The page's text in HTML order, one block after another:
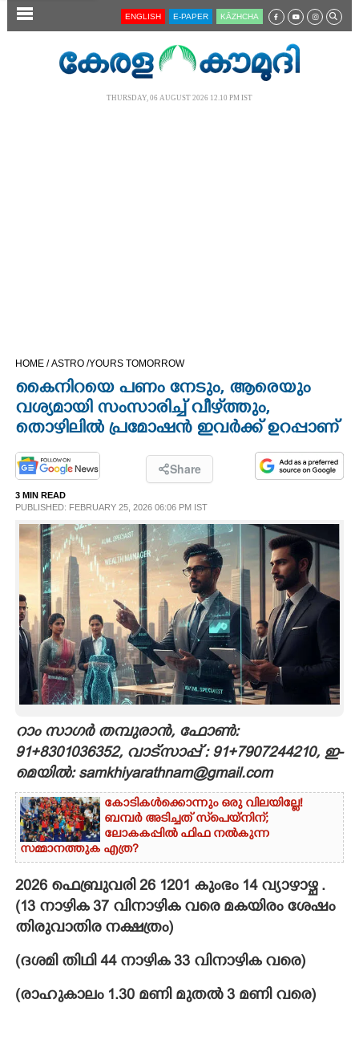
SECTIONS
OPINION
PHOTOS
LIFESTYLE
SPIRITUAL
INFO+
ART
ASTRO
CARTOONS
LITERATURE
ZOOM
CONTACT US
ENGLISH E-PAPER KĀZHCHA
THURSDAY, 06 AUGUST 2026 12.10 PM IST
HOME /ASTRO /YOURS TOMORROW
കൈനിറയെ പണം നേടും, ആരെയും
വശ്യമായി സംസാരിച്ച് വീഴ്‌ത്തും,​​
തൊഴിലിൽ പ്രമോഷൻ ഇവർക്ക് ഉറപ്പാണ്
Share
3 MIN READ
PUBLISHED: FEBRUARY 25, 2026 06:06 PM IST
റാം സാഗർ തമ്പുരാൻ, ഫോൺ:
91+8301036352, വാട്സാപ്പ് : 91+7907244210, ഇ-
മെയിൽ: samkhiyarathnam@gmail.com
കോടികൾക്കൊന്നും ഒരു വിലയില്ലേ!
ബമ്പർ അടിച്ചത് സ്‌പെയ്നിന്;
ലോകകപ്പിൽ ഫിഫ നൽകുന്ന
സമ്മാനത്തുക എത്ര?
2026 ഫെബ്രുവരി 26 1201 കുംഭം 14 വ്യാഴാഴ്ച .
(13 നാഴിക 37 വിനാഴിക വരെ മകയിരം ശേഷം
തിരുവാതിര നക്ഷത്രം)
(ദശമി തിഥി 44 നാഴിക 33 വിനാഴിക വരെ)​
(രാഹുകാലം 1.30 മണി മുതൽ 3 മണി വരെ)